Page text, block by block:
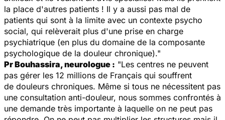
la place d'autres patients ! Il y a aussi pas mal de
patients qui sont à la limite avec un contexte psycho
social, qui relèverait plus d'une prise en charge
psychiatrique (en plus du domaine de la composante
psychologique de la douleur chronique)."
Pr Bouhassira, neurologue : "Les centres ne peuvent
pas gérer les 12 millions de Français qui souffrent
de douleurs chroniques. Même si tous ne nécessitent pas
une consultation anti-douleur, nous sommes confrontés à
une demande très importante à laquelle on ne peut pas